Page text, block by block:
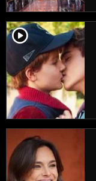
player2